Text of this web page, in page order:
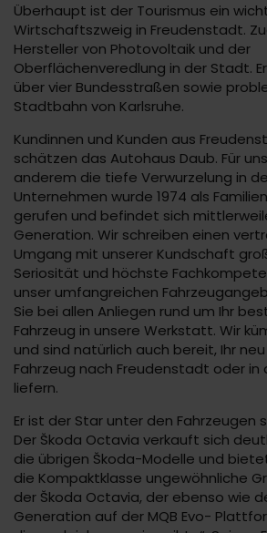
Überhaupt ist der Tourismus ein
Wirtschaftszweig in Freudenstadt.
Hersteller von Photovoltaik und der
Oberflächenveredlung in der Stadt.
über vier Bundesstraßen sowie
Stadtbahn von Karlsruhe.
Kundinnen und Kunden aus
schätzen das Autohaus Daub. Für
anderem die tiefe Verwurzelung in
Unternehmen wurde 1974 als
gerufen und befindet sich
Generation. Wir schreiben einen
Umgang mit unserer Kundschaft
Seriosität und höchste
unser umfangreichen
Sie bei allen Anliegen rund um Ihr
Fahrzeug in unsere Werkstatt. Wir
und sind natürlich auch bereit, Ihr
Fahrzeug nach Freudenstadt oder in
liefern.
Er ist der Star unter den Fahrzeugen
Der Škoda Octavia verkauft sich
die übrigen Škoda-Modelle und
die Kompaktklasse ungewöhnliche
der Škoda Octavia, der ebenso wie
Generation auf der MQB Evo-